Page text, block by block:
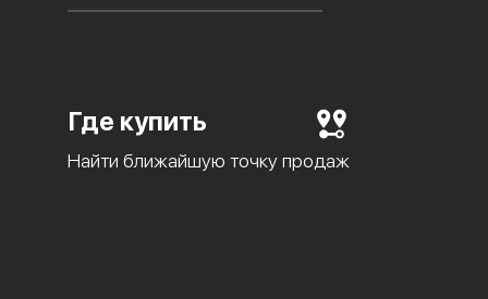
Где купить
Найти ближайшую точку продаж